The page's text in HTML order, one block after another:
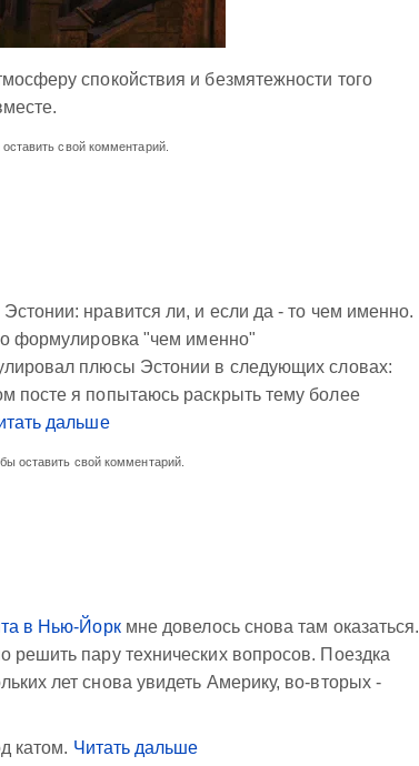
спокойствия и безмятежности того
свой комментарий.
нравится ли, и если да - то чем именно.
формулировка "чем именно"
плюсы Эстонии в следующих словах:
посте я попытаюсь раскрыть тему более
дальше
оставить свой комментарий.
в Нью-Йоркмне довелось снова там оказаться.
решить пару технических вопросов. Поездка
лет снова увидеть Америку, во-вторых -
катом. Читать дальше